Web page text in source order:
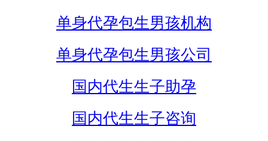
单身代孕包生男孩机构
单身代孕包生男孩公司
国内代生生子助孕
国内代生生子咨询